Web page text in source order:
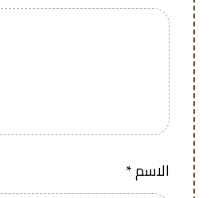
الاسم*